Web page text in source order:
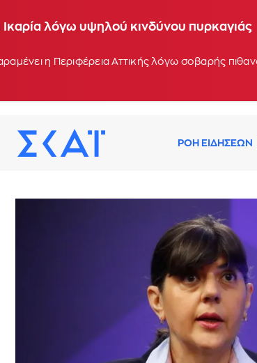
λόγω υψηλού κινδύνου πυρκαγιάς
η Περιφέρεια Αττικής λόγω σοβαρής
ΡΟΗ ΕΙΔΗΣΕΩΝ